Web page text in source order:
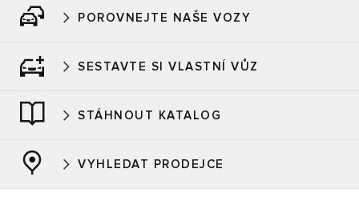
POROVNEJTE NAŠE VOZY
SESTAVTE SI VLASTNÍ VŮZ
STÁHNOUT KATALOG
VYHLEDAT PRODEJCE